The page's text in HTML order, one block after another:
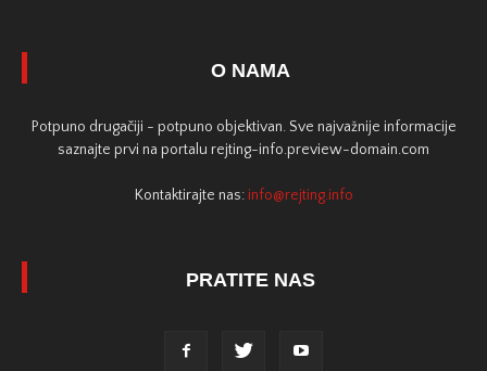
O NAMA
Potpuno drugačiji - potpuno objektivan. Sve najvažnije informacije
saznajte prvi na portalu rejting-info.preview-domain.com
Kontaktirajte nas: info@rejting.info
PRATITE NAS